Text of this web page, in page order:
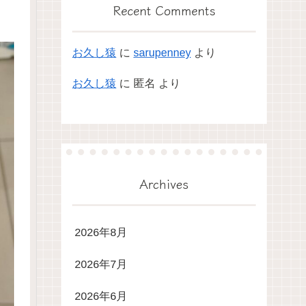
Recent Comments
お久し猿 に sarupenney より
お久し猿 に 匿名 より
Archives
2026年8月
2026年7月
2026年6月